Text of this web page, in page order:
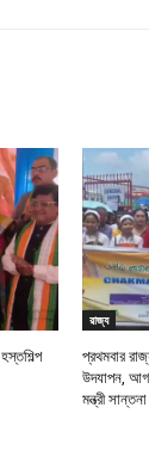
রাজ্য
প্রথমবার
উদযাপন,
মন্ত্রী